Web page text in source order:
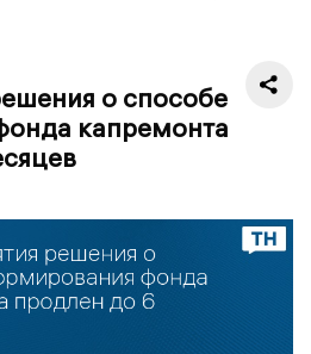
о способе
капремонта